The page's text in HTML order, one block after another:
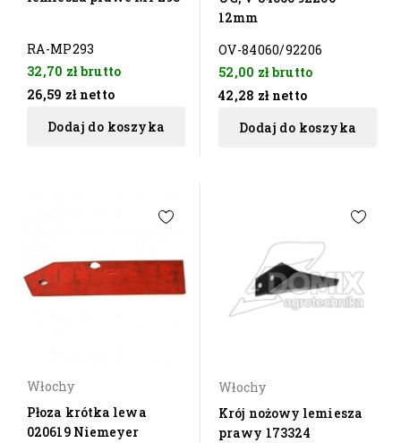
RA-MP293
32,70 złbrutto
26,59 zł netto
Dodaj do koszyka
12mm
OV-84060/92206
52,00 złbrutto
42,28 zł netto
Dodaj do koszyka
Włochy
Płoza krótka lewa
020619 Niemeyer
Włochy
Krój nożowy lemiesza
prawy 173324